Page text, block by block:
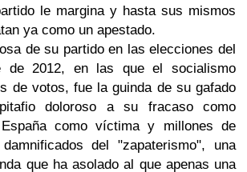
le margina y hasta sus mismos
ya como un apestado.
de su partido en las elecciones del
de 2012, en las que el socialismo
de votos, fue la guinda de su gafado
doloroso a su fracaso como
como víctima y millones de
del "zapaterismo", una
que ha asolado al que apenas una